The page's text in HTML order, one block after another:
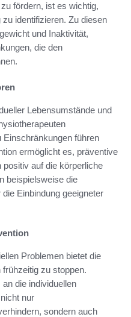
fördern, ist es wichtig,
zu identifizieren. Zu diesen
und Inaktivität,
die den
Lebensumstände und
Einschränkungen führen
ermöglicht es, präventive
auf die körperliche
beispielsweise die
Einbindung geeigneter
Problemen bietet die
zu stoppen.
an die individuellen
nur
sondern auch